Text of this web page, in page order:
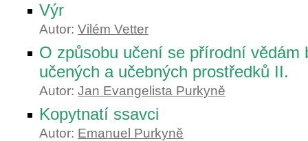
Výr
Autor: Vilém Vetter
O způsobu učení se přírodní vědám
učených a učebných prostředků II.
Autor: Jan Evangelista Purkyně
Kopytnatí ssavci
Autor: Emanuel Purkyně